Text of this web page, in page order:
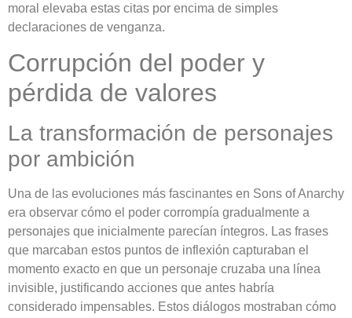
moral elevaba estas citas por encima de simples
declaraciones de venganza.
Corrupción del poder y
pérdida de valores
La transformación de personajes
por ambición
Una de las evoluciones más fascinantes en Sons of Anarchy
era observar cómo el poder corrompía gradualmente a
personajes que inicialmente parecían íntegros. Las frases
que marcaban estos puntos de inflexión capturaban el
momento exacto en que un personaje cruzaba una línea
invisible, justificando acciones que antes habría
considerado impensables. Estos diálogos mostraban cómo